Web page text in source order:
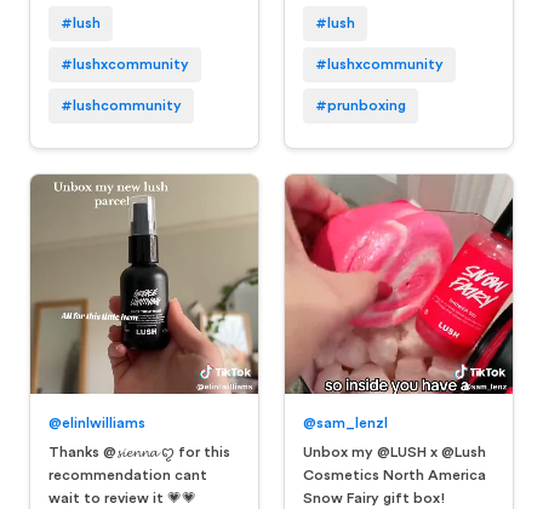
#lush
#lushxcommunity
#lushcommunity
#lush
#lushxcommunity
#prunboxing
@elinlwilliams
Thanks @𝓼𝓲𝓮𝓷𝓷𝓪 ꨄ︎ for this
recommendation cant
wait to review it 💗💗
@sam_lenzl
Unbox my @LUSH x @Lush
Cosmetics North America
Snow Fairy gift box!